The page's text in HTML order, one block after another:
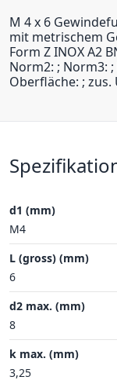
M 4 x 6
mit metrischem
Form Z INOX A2
Norm2: ; Norm3:
Oberfläche: ;
d1 (mm)
M4
L (gross) (mm)
6
d2 max. (mm)
8
k max. (mm)
3,25